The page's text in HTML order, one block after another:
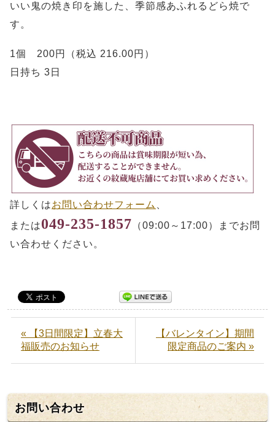
いい鬼の焼き印を施した、季節感あふれるどら焼で
す。
1個 200円（税込 216.00円）
日持ち 3日
詳しくはお問い合わせフォーム 、
または049-235-1857 （09:00～17:00）までお問
い合わせください。
« 【3日間限定】立春大
福販売のお知らせ
【バレンタイン】期間
限定商品のご案内 »
お問い合わせ